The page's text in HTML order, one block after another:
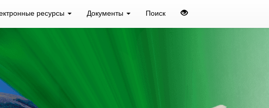
ресурсы Документы Поиск